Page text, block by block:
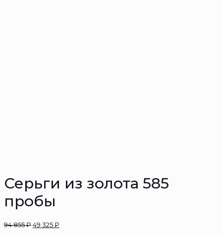
Серьги из золота 585
пробы
94 855₽49 325₽